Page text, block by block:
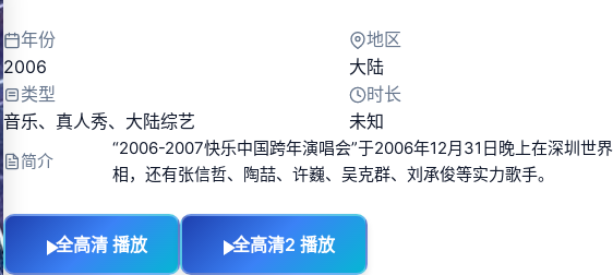
年份
2006
地区
大陆
类型
音乐、 真人秀、 大陆综艺
时长
未知
简介
“2006-2007快乐中国跨年演唱会”于2006年12月31日晚上在深圳世
相，还有张信哲、陶喆、许巍、吴克群、刘承俊等实力歌手。
全高清 播放 全高清2 播放